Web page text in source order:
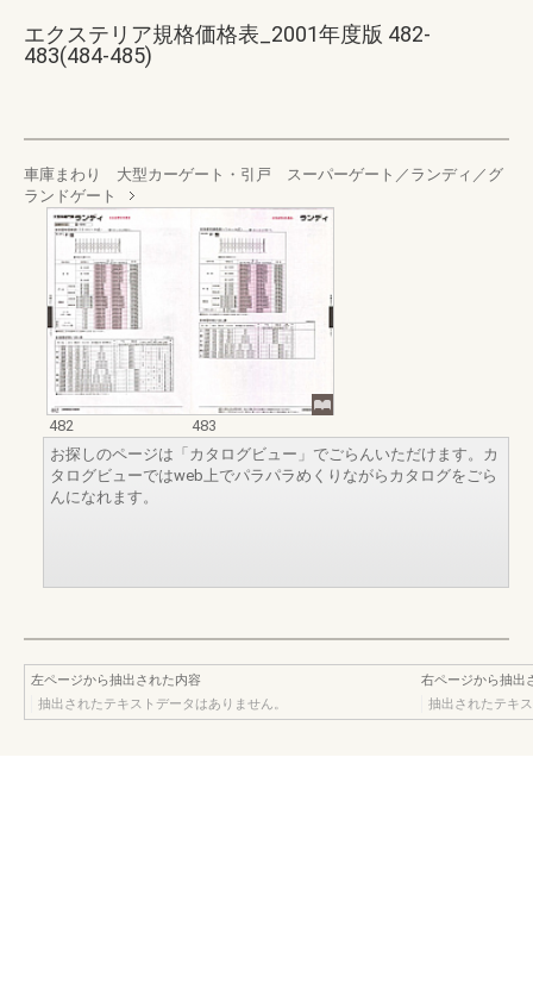
エクステリア規格価格表_2001年度版 482-
483(484-485)
車庫まわり 大型カーゲート・引戸 スーパーゲート／ランディ／グ
ランドゲート
482
483
お探しのページは「カタログビュー」でごらんいただけます。カ
タログビューではweb上でパラパラめくりながらカタログをごら
んになれます。
左ページから抽出された内容
抽出されたテキストデータはありません。
右ページから抽出
抽出されたテキ